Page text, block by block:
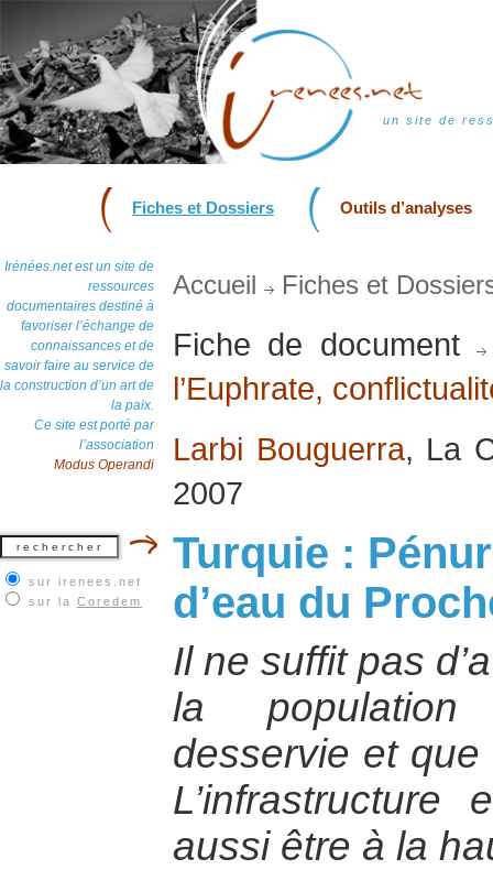
un site de
Fiches et Dossiers Outils d’analyses
Irénées.net est un site de
ressources
documentaires destiné à
favoriser l’échange de
connaissances et de
savoir faire au service de
la construction d’un art de
la paix.
Ce site est porté par
l’association
Modus Operandi
sur irenees.net
sur la Coredem
Accueil Fiches et
Fiche de document
l’Euphrate,
Larbi Bouguerra, La
2007
Turquie :
d’eau du
Il ne suffit pas
la population
desservie et
aussi être à la